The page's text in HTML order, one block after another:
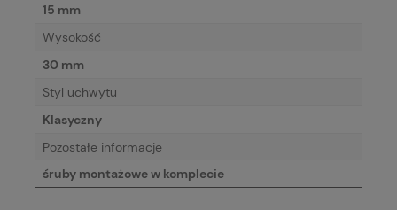
15 mm
Wysokość
30 mm
Styl uchwytu
Klasyczny
Pozostałe informacje
śruby montażowe w komplecie